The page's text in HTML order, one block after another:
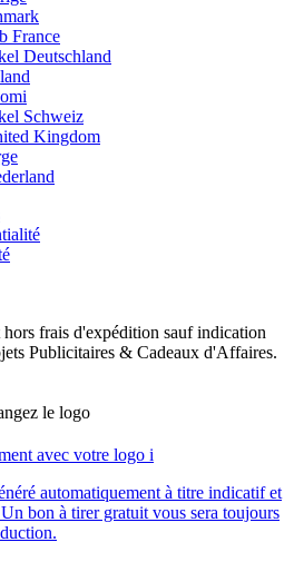
France
Deutschland
Schweiz
Kingdom
frais d'expédition sauf indication
Publicitaires & Cadeaux d'Affaires.
le logo
avec votre logo i
automatiquement à titre indicatif et
bon à tirer gratuit vous sera toujours